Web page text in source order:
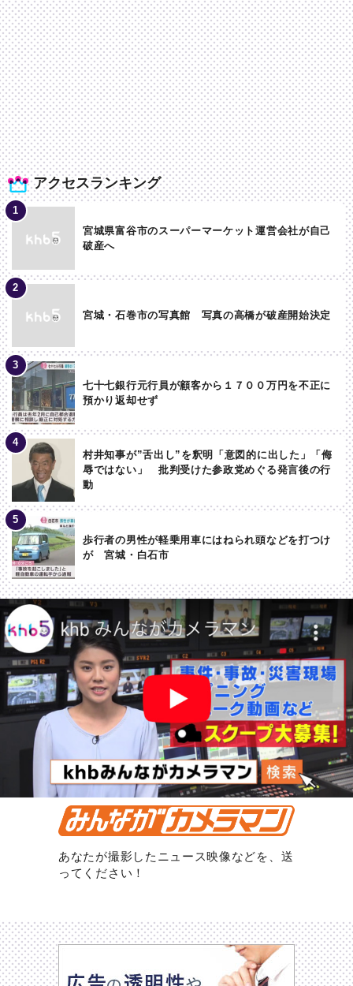
アクセスランキング
宮城県富谷市のスーパーマーケット運営会社が自己
破産へ
宮城・石巻市の写真館 写真の高橋が破産開始決定
七十七銀行元行員が顧客から１７００万円を不正に
預かり返却せず
村井知事が”舌出し”を釈明「意図的に出した」「侮
辱ではない」 批判受けた参政党めぐる発言後の行
動
歩行者の男性が軽乗用車にはねられ頭などを打つけ
が 宮城・白石市
あなたが撮影したニュース映像などを、送
ってください！